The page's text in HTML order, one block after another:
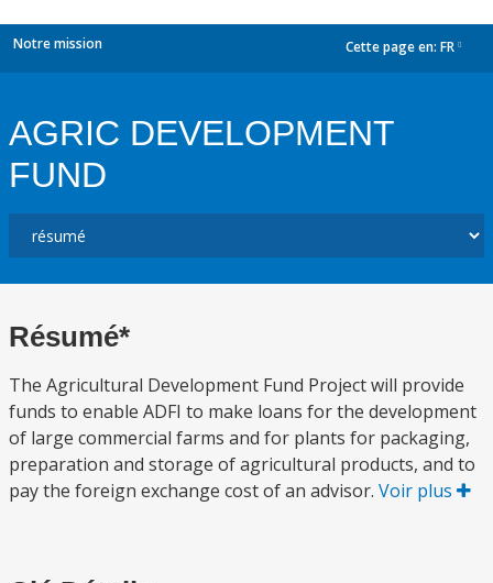
Notre mission Cette page en: FR
AGRIC DEVELOPMENT
FUND
Résumé*
The Agricultural Development Fund Project will provide
funds to enable ADFI to make loans for the development
of large commercial farms and for plants for packaging,
preparation and storage of agricultural products, and to
pay the foreign exchange cost of an advisor. Voir plus